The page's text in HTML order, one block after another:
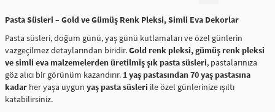
Pasta Süsleri – Gold ve Gümüş Renk Pleksi, Simli Eva Dekorlar
Pasta süsleri, doğum günü, yaş günü kutlamaları ve özel günlerin
vazgeçilmez detaylarından biridir.Gold renk pleksi, gümüş renk pleksi
ve simli eva malzemelerden üretilmiş şık pasta süsleri, pastalarınıza
göz alıcı bir görünüm kazandırır. 1 yaş pastasından 70 yaş pastasına
kadar her yaşa uygun yaş pasta süsleri ile özel günlerinize ışıltı
katabilirsiniz.